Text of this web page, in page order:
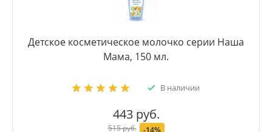
Детское косметическое молочко серии Наша
Мама, 150 мл.
В наличии
443 руб.
515 руб.